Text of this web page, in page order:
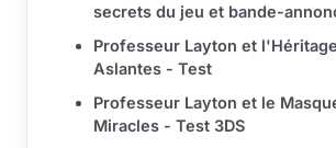
secrets du jeu et bande-
Professeur Layton et
Aslantes - Test
Professeur Layton et le
Miracles - Test 3DS